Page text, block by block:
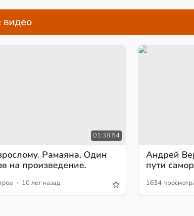
01:38:54
Рамаяна. Один
на произведение.
· 10 лет назад
Андрей
пути
1634